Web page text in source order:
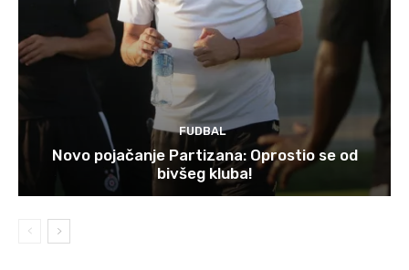
FUDBAL
Novo pojačanje Partizana: Oprostio se od
bivšeg kluba!